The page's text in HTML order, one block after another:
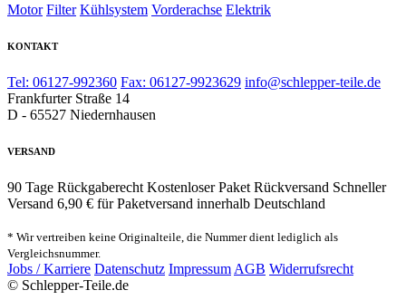
Motor Filter Kühlsystem Vorderachse Elektrik
KONTAKT
Tel: 06127-992360 Fax: 06127-9923629 info@schlepper-teile.de
Frankfurter Straße 14
D - 65527 Niedernhausen
VERSAND
90 Tage Rückgaberecht Kostenloser Paket Rückversand Schneller
Versand 6,90 € für Paketversand innerhalb Deutschland
* Wir vertreiben keine Originalteile, die Nummer dient lediglich als
Vergleichsnummer.
Jobs / Karriere Datenschutz Impressum AGB Widerrufsrecht
© Schlepper-Teile.de